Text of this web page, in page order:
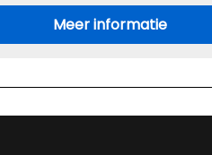
Meer informatie